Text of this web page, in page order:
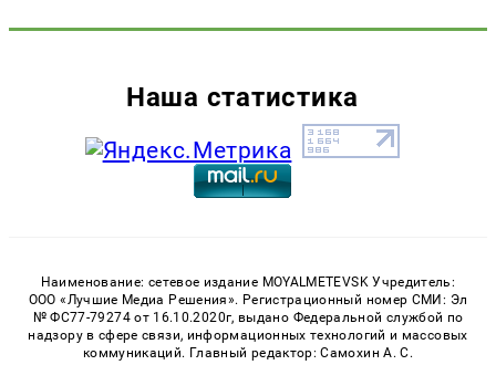
Наша статистика
Наименование: сетевое издание MOYALMETEVSK Учредитель:
ООО «Лучшие Медиа Решения». Регистрационный номер СМИ: Эл
№ ФС77-79274 от 16.10.2020г, выдано Федеральной службой по
надзору в сфере связи, информационных технологий и массовых
коммуникаций. Главный редактор: Самохин А. С.